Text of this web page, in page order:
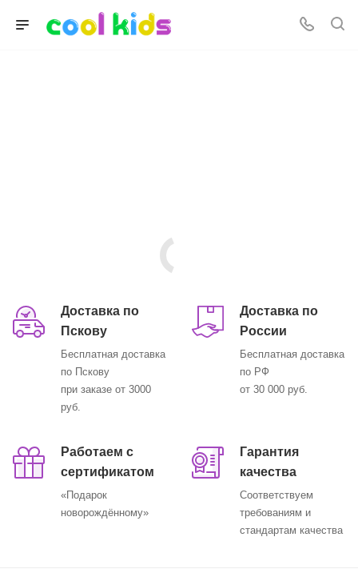
Доставка по
Пскову
Бесплатная доставка
по Пскову
при заказе от 3000
руб.
Доставка по
России
Бесплатная доставка
по РФ
от 30 000 руб.
Работаем с
сертификатом
«Подарок
новорождённому»
Гарантия
качества
Соответствуем
требованиям и
стандартам качества